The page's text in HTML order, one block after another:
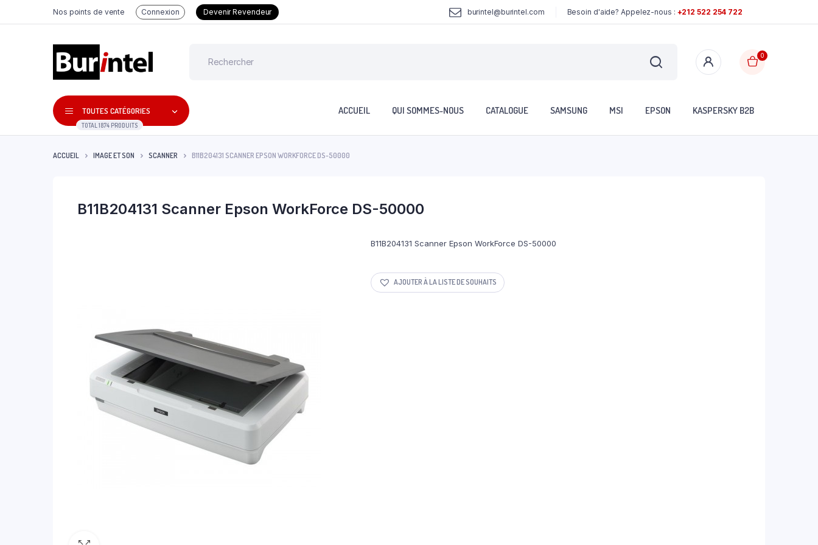
Nos points de vente Connexion Devenir Revendeur burintel@burintel.com Besoin d'aide? Appelez-nous : +212 522 254 722
0
TOUTES CATÉGORIES
TOTAL 1874 PRODUITS
ACCUEIL QUI SOMMES-NOUS CATALOGUE SAMSUNG MSI EPSON KASPERSKY B2B
ACCUEIL IMAGE ET SON SCANNER B11B204131 SCANNER EPSON WORKFORCE DS-50000
B11B204131 Scanner Epson WorkForce DS-50000
B11B204131 Scanner Epson WorkForce DS-50000
AJOUTER À LA LISTE DE SOUHAITS